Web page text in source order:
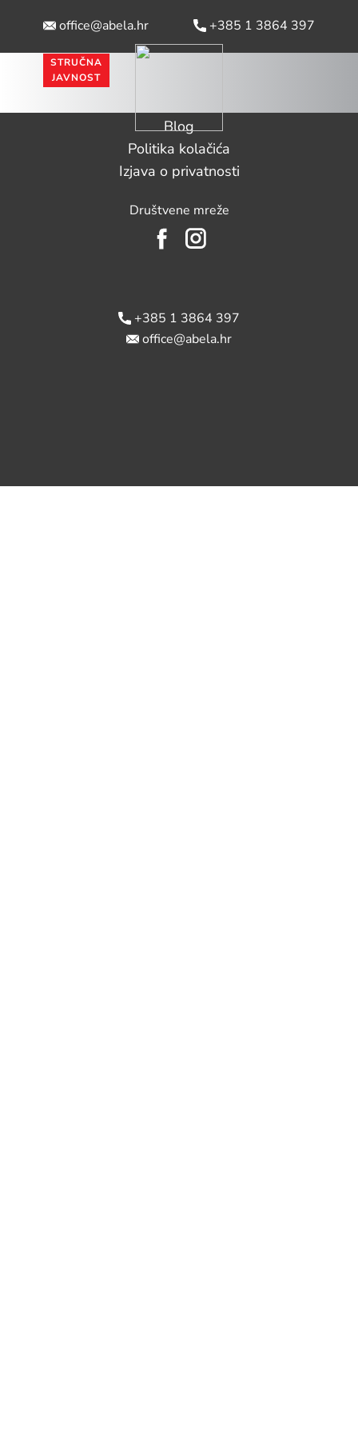
​ +385 1 3864 397
office@abela.hr
PROIZVODI
STRUČNA
JAVNOST
Blog
Politika kolačića
Izjava o privatnosti
Društvene mreže
​ +385 1 3864 397
office@abela.hr